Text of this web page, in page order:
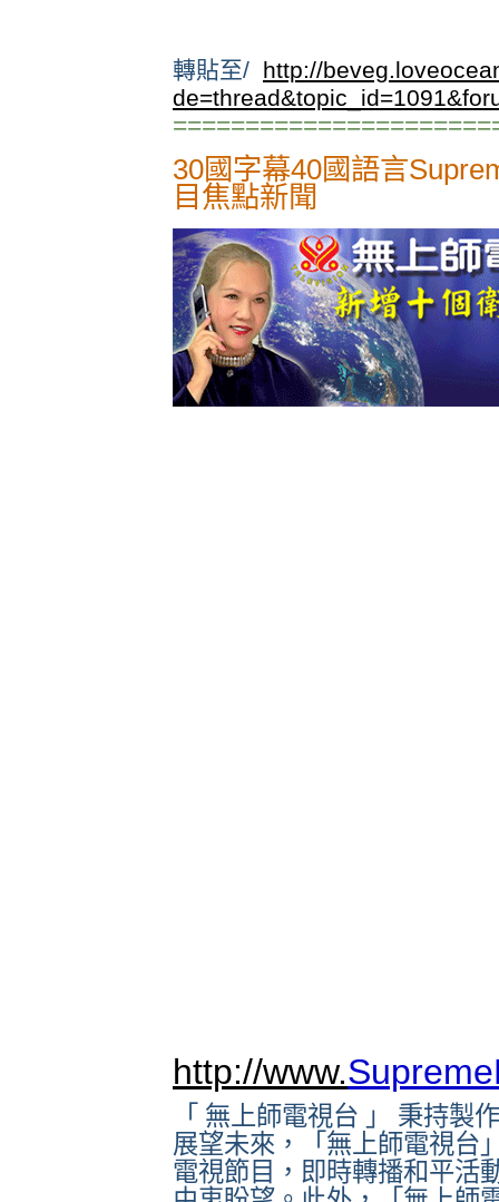
轉貼至/ http://
30國字幕40國語言
目焦點新聞
http://www.
「 無上師電視台 」 秉持製
展望未來，「無上師電視台
電視節目，即時轉播和平活